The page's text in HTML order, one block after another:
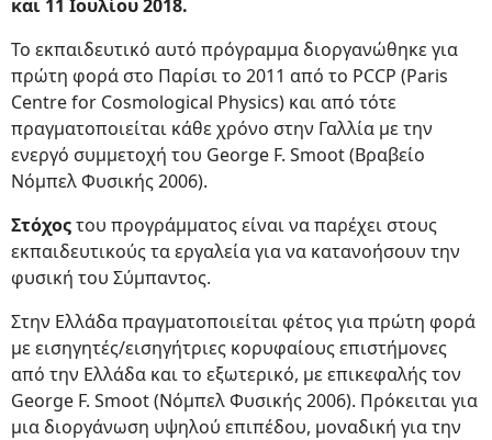
και 11 Ιουλίου 2018.
Το εκπαιδευτικό αυτό πρόγραμμα διοργανώθηκε για
πρώτη φορά στο Παρίσι το 2011 από το PCCP (Paris
Centre for Cosmological Physics) και από τότε
πραγματοποιείται κάθε χρόνο στην Γαλλία με την
ενεργό συμμετοχή του George F. Smoot (Βραβείο
Νόμπελ Φυσικής 2006).
Στόχοςτου προγράμματος είναι να παρέχει στους
εκπαιδευτικούς τα εργαλεία για να κατανοήσουν την
φυσική του Σύμπαντος.
Στην Ελλάδα πραγματοποιείται φέτος για πρώτη φορά
με εισηγητές/εισηγήτριες κορυφαίους επιστήμονες
από την Ελλάδα και το εξωτερικό, με επικεφαλής τον
George F. Smoot (Νόμπελ Φυσικής 2006). Πρόκειται για
μια διοργάνωση υψηλού επιπέδου, μοναδική για την